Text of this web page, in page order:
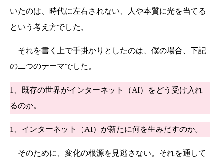
いたのは、時代に左右されない、人や本質に光を当てる
という考え方でした。
それを書く上で手掛かりとしたのは、僕の場合、下記
の二つのテーマでした。
1、既存の世界がインターネット（AI）をどう受け入れ
るのか。
1、インターネット（AI）が新たに何を生みだすのか。
そのために、変化の根源を見逃さない。それを通して